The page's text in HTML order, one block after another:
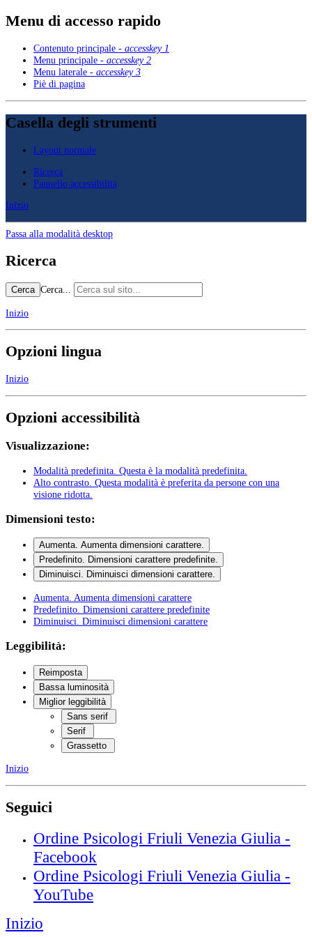
Menu di accesso rapido
Contenuto principale - accesskey 1
Menu principale - accesskey 2
Menu laterale - accesskey 3
Piè di pagina
Casella degli strumenti
Layout normale
Ricerca
Pannello accessibilità
Inizio
Passa alla modalità desktop
Ricerca
Cerca Cerca...
Inizio
Opzioni lingua
Inizio
Opzioni accessibilità
Visualizzazione:
Modalità predefinita . Questa è la modalità predefinita.
Alto contrasto . Questa modalità è preferita da persone con una
visione ridotta.
Dimensioni testo:
Aumenta. Aumenta dimensioni carattere.
Predefinito. Dimensioni carattere predefinite.
Diminuisci. Diminuisci dimensioni carattere.
Aumenta . Aumenta dimensioni carattere
Predefinito . Dimensioni carattere predefinite
Diminuisci . Diminuisci dimensioni carattere
Leggibilità:
Reimposta
Bassa luminosità
Miglior leggibilità
Sans serif
Serif
Grassetto
Inizio
Seguici
Ordine Psicologi Friuli Venezia Giulia -
Facebook
Ordine Psicologi Friuli Venezia Giulia -
YouTube
Inizio